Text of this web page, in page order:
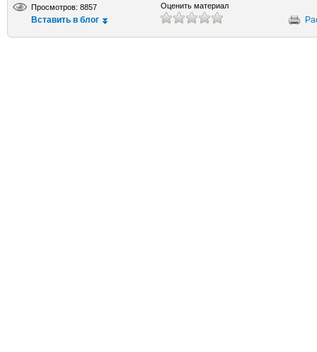
Просмотров: 8857
Вставить в блог
Оценить материал